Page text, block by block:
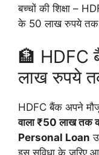
बच्चों की शिक्षा –
के 50 लाख रुपये तक
🏦 HDFC
लाख रुपये
HDFC बैंक अपने
वाला ₹50 लाख तक
Personal Loan